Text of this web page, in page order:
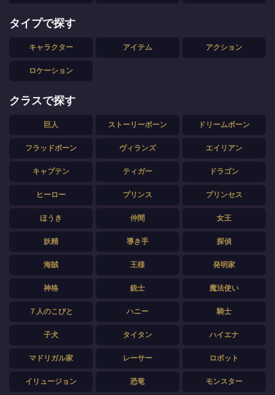
タイプで探す
キャラクター アイテム アクション
ロケーション
クラスで探す
巨人 ストーリーボーン ドリームボーン
フラッドボーン ヴィランズ エイリアン
キャプテン ティガー ドラゴン
ヒーロー プリンス プリンセス
ほうき 仲間 女王
妖精 導き手 探偵
海賊 王様 発明家
神格 銃士 魔法使い
７人のこびと ハニー 騎士
子犬 タイタン ハイエナ
マドリガル家 レーサー ロボット
イリュージョン 恐竜 モンスター